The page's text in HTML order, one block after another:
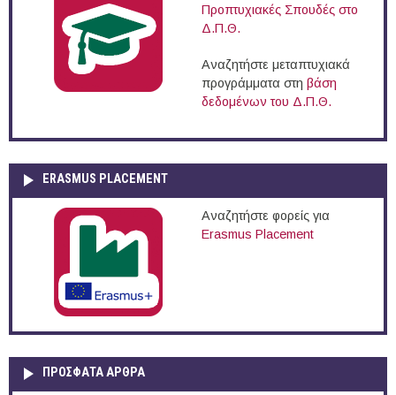
Προπτυχιακές Σπουδές στο
Δ.Π.Θ.
Αναζητήστε μεταπτυχιακά
προγράμματα στη βάση
δεδομένων του Δ.Π.Θ.
ERASMUS PLACEMENT
Αναζητήστε φορείς για
Erasmus Placement
ΠΡOΣΦΑΤΑ AΡΘΡΑ